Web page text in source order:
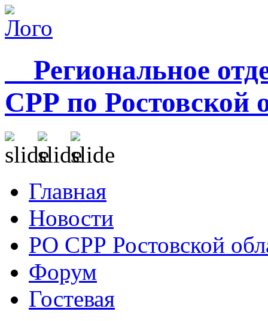
Региональное
СРР по Ростовской
Главная
Новости
РО СРР Ростовской
Форум
Гостевая